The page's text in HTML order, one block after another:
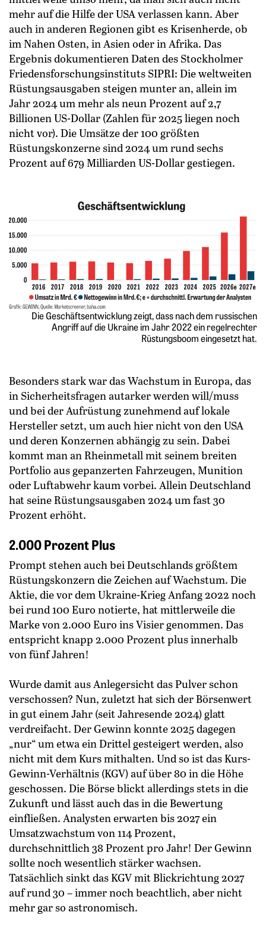
mehr auf die Hilfe der USA verlassen kann. Aber
auch in anderen Regionen gibt es Krisenherde, ob
im Nahen Osten, in Asien oder in Afrika. Das
Ergebnis dokumentieren Daten des Stockholmer
Friedensforschungsinstituts SIPRI: Die weltweiten
Rüstungsausgaben steigen munter an, allein im
Jahr 2024 um mehr als neun Prozent auf 2,7
Billionen US-Dollar (Zahlen für 2025 liegen noch
nicht vor). Die Umsätze der 100 größten
Rüstungskonzerne sind 2024 um rund sechs
Prozent auf 679 Milliarden US-Dollar gestiegen.
Die Geschäftsentwicklung zeigt, dass nach dem russischen
Angriff auf die Ukraine im Jahr 2022 ein regelrechter
Rüstungsboom eingesetzt hat.
Besonders stark war das Wachstum in Europa, das
in Sicherheitsfragen autarker werden will/muss
und bei der Aufrüstung zunehmend auf lokale
Hersteller setzt, um auch hier nicht von den USA
und deren Konzernen abhängig zu sein. Dabei
kommt man an Rheinmetall mit seinem breiten
Portfolio aus gepanzerten Fahrzeugen, Munition
oder Luftabwehr kaum vorbei. Allein Deutschland
hat seine Rüstungsausgaben 2024 um fast 30
Prozent erhöht.
2.000 Prozent Plus
Prompt stehen auch bei Deutschlands größtem
Rüstungskonzern die Zeichen auf Wachstum. Die
Aktie, die vor dem Ukraine-Krieg Anfang 2022 noch
bei rund 100 Euro notierte, hat mittlerweile die
Marke von 2.000 Euro ins Visier genommen. Das
entspricht knapp 2.000 Prozent plus innerhalb
von fünf Jahren!
Wurde damit aus Anlegersicht das Pulver schon
verschossen? Nun, zuletzt hat sich der Börsenwert
in gut einem Jahr (seit Jahresende 2024) glatt
verdreifacht. Der Gewinn konnte 2025 dagegen
„nur“ um etwa ein Drittel gesteigert werden, also
nicht mit dem Kurs mithalten. Und so ist das Kurs-
Gewinn-Verhältnis (KGV) auf über 80 in die Höhe
geschossen. Die Börse blickt allerdings stets in die
Zukunft und lässt auch das in die Bewertung
einfließen. Analysten erwarten bis 2027 ein
Umsatzwachstum von 114 Prozent,
durchschnittlich 38 Prozent pro Jahr! Der Gewinn
sollte noch wesentlich stärker wachsen.
Tatsächlich sinkt das KGV mit Blickrichtung 2027
auf rund 30 – immer noch beachtlich, aber nicht
mehr gar so astronomisch.